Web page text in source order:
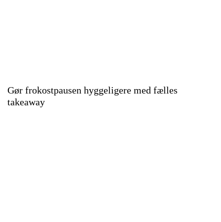
Gør frokostpausen hyggeligere med fælles
takeaway